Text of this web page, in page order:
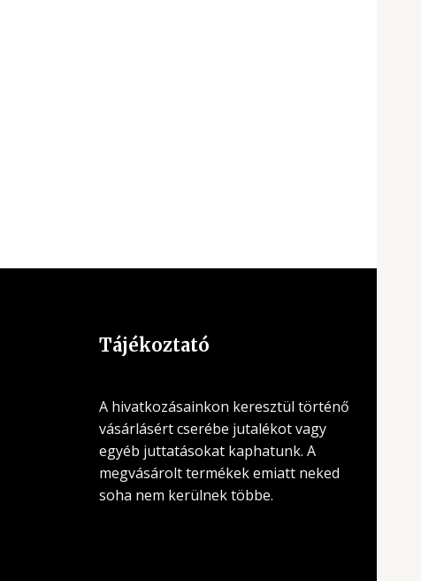
Tájékoztató
A hivatkozásainkon keresztül történő
vásárlásért cserébe jutalékot vagy
egyéb juttatásokat kaphatunk. A
megvásárolt termékek emiatt neked
soha nem kerülnek többe.